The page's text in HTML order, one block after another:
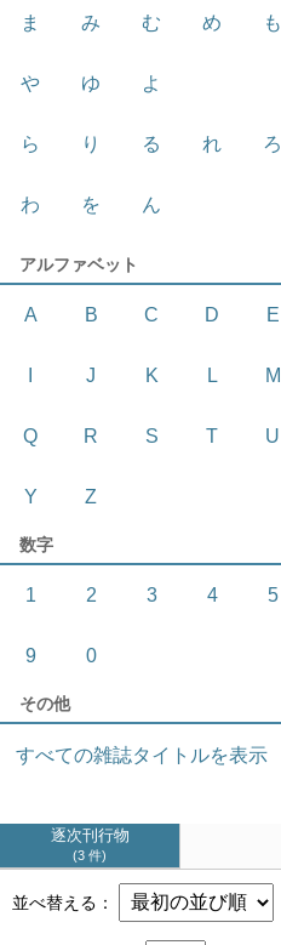
ま み む め も
や ゆ よ
ら り る れ ろ
わ を ん
アルファベット
A B C D E
J K L M
Q R S T U
Y Z
数字
1 2 3 4 5
9 0
その他
すべての雑誌タイトルを表示
逐次刊行物
3 件
並べ替える